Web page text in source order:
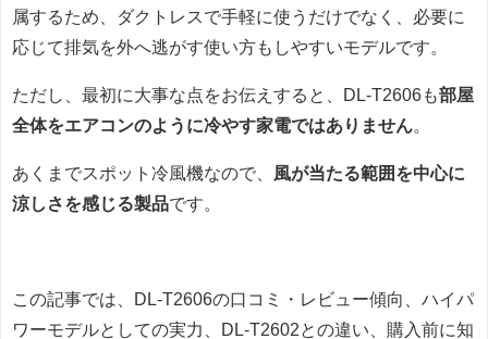
属するため、ダクトレスで手軽に使うだけでなく、必要に
応じて排気を外へ逃がす使い方もしやすいモデルです。
ただし、最初に大事な点をお伝えすると、DL-T2606も部屋
全体をエアコンのように冷やす家電ではありません
あくまでスポット冷風機なので、
風が当たる範囲を中心に
涼しさを感じる製品です。
この記事では、DL-T2606の口コミ・レビュー傾向、ハイパ
ワーモデルとしての実力、DL-T2602との違い、購入前に知